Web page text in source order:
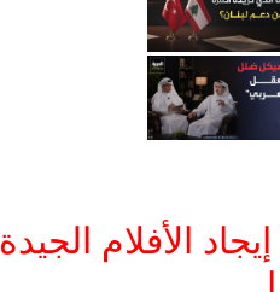
الأفلام الجيدة